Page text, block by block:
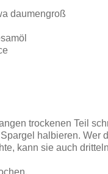
daumengroß
trockenen Teil
halbieren. Wer
kann sie auch